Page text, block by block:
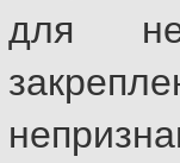
для